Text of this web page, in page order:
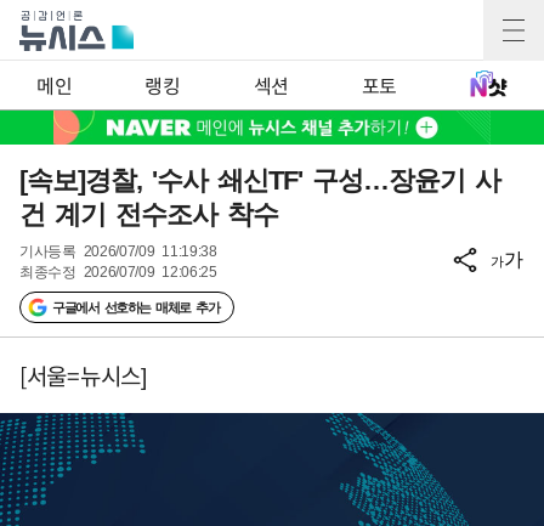
메인 랭킹 섹션 포토
[속보]경찰, '수사 쇄신TF' 구성…장윤기 사
건 계기 전수조사 착수
기사등록 2026/07/09 11:19:38
최종수정 2026/07/09 12:06:25
구글에서 선호하는 매체로 추가
가가
[서울=뉴시스]